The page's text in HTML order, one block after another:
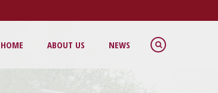
HOME ABOUT US NEWS